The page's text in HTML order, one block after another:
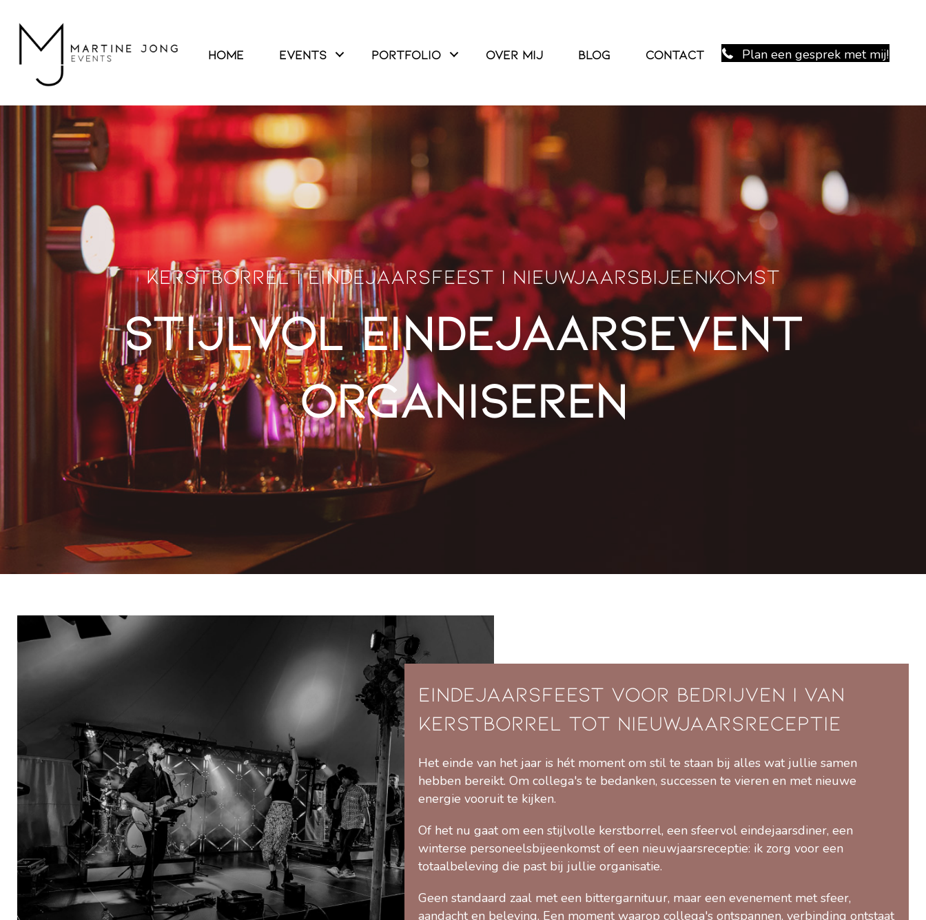
Home Events Portfolio Over mij Blog Contact Plan een gesprek met mij!
kerstborrel | eindejaarsfeest | nieuwjaarsbijeenkomst
Stijlvol eindejaarsevent
organiseren
Eindejaarsfeest voor Bedrijven | Van
Kerstborrel tot Nieuwjaarsreceptie
Het einde van het jaar is hét moment om stil te staan bij alles wat jullie samen
hebben bereikt. Om collega's te bedanken, successen te vieren en met nieuwe
energie vooruit te kijken.
Of het nu gaat om een stijlvolle kerstborrel, een sfeervol eindejaarsdiner, een
winterse personeelsbijeenkomst of een nieuwjaarsreceptie: ik zorg voor een
totaalbeleving die past bij jullie organisatie.
Geen standaard zaal met een bittergarnituur, maar een evenement met sfeer,
aandacht en beleving. Een moment waarop collega's ontspannen, verbinding ontstaat